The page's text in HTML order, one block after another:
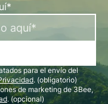
para el envío del
. (obligatorio)
de marketing de 3Bee,
. (opcional)